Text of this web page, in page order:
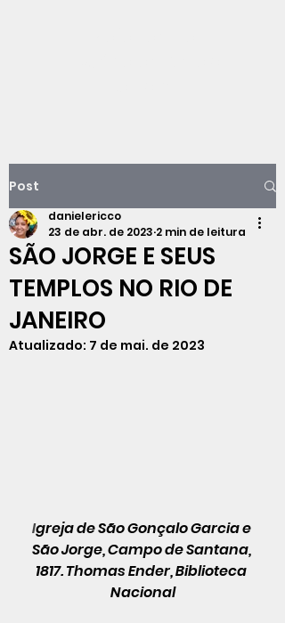
Post
SÃO JORGE E SEUS
TEMPLOS NO RIO DE
JANEIRO
danielericco
23 de abr. de 2023 2 min de leitura
Atualizado: 7 de mai. de 2023
Igreja de São Gonçalo Garcia e
São Jorge, Campo de Santana,
1817. Thomas Ender, Biblioteca
Nacional